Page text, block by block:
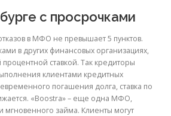
с просрочками
в МФО не превышает 5 пунктов.
в других финансовых организациях,
ставкой. Так кредиторы
клиентами кредитных
погашения долга, ставка по
«Boostra» – еще одна МФО,
мгновенного займа. Клиенты могут